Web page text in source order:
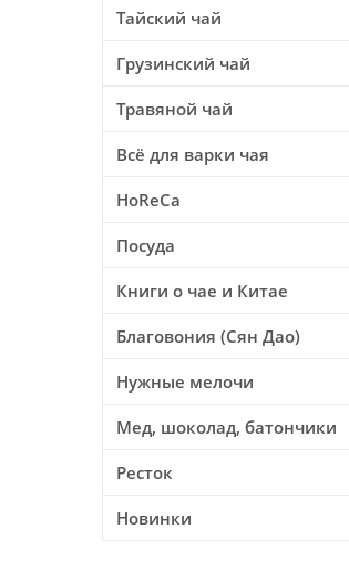
Тайский чай
Грузинский чай
Травяной чай
Всё для варки чая
HoReCa
Посуда
Книги о чае и Китае
Благовония (Сян Дао)
Нужные мелочи
Мед, шоколад, батончики
Ресток
Новинки